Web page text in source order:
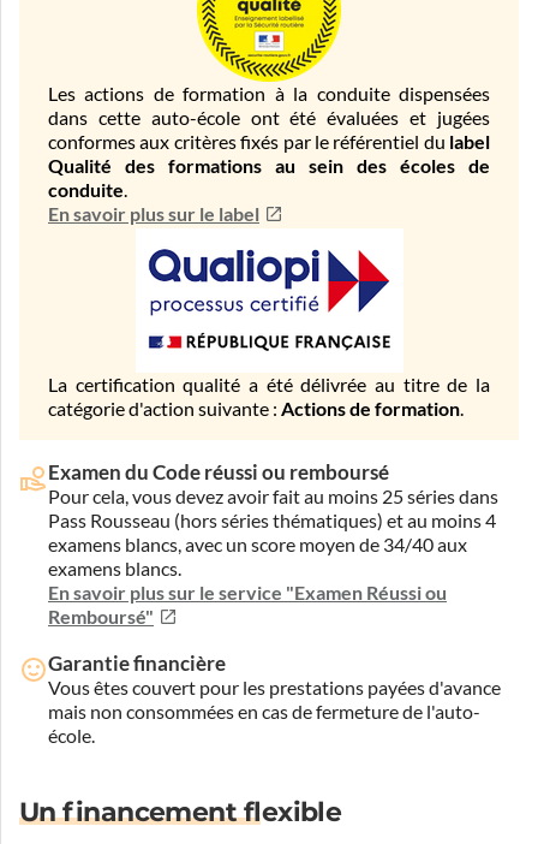
Les actions de formation à la conduite dispensées
dans cette auto-école ont été évaluées et jugées
conformes aux critères fixés par le référentiel du label
Qualité des formations au sein des écoles de
conduite.
En savoir plus sur le label
La certification qualité a été délivrée au titre de la
catégorie d'action suivante : Actions de formation.
Examen du Code réussi ou remboursé
Pour cela, vous devez avoir fait au moins 25 séries dans
Pass Rousseau (hors séries thématiques) et au moins 4
examens blancs, avec un score moyen de 34/40 aux
examens blancs.
En savoir plus sur le service "Examen Réussi ou
Remboursé"
Garantie financière
Vous êtes couvert pour les prestations payées d'avance
mais non consommées en cas de fermeture de l'auto-
école.
Un financement flexible